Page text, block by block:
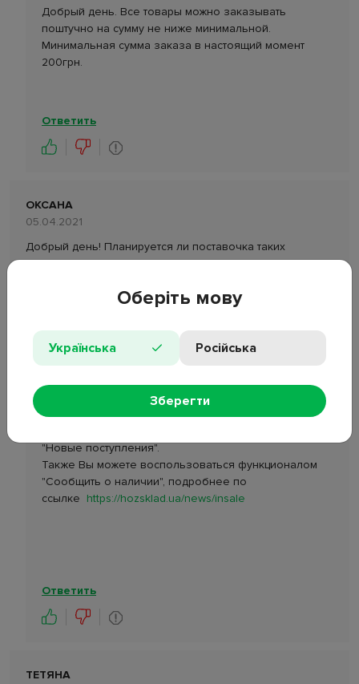
Добрый день. Все товары можно заказывать
поштучно на сумму не ниже минимальной.
Минимальная сумма заказа в настоящий момент
200грн.
Ответить
ОКСАНА
05.04.2021
Добрый день! Планируется ли поставочка таких
маленьких формочек?
05.04.2021
Добрый день. Точная дата поставки данного товара
"Новые поступления".
Также Вы можете воспользоваться функционалом
"Сообщить о наличии", подробнее по
ссылке https://hozsklad.ua/news/insale
Ответить
ТЕТЯНА
Оберіть мову
Українська Російська
Зберегти